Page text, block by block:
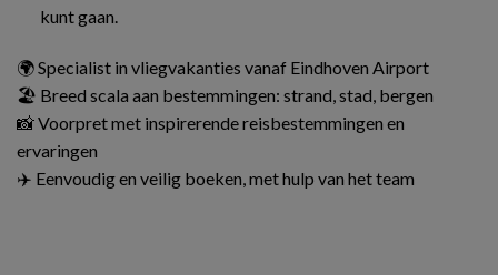
kunt gaan.
🌍 Specialist in vliegvakanties vanaf Eindhoven Airport
🏖️ Breed scala aan bestemmingen: strand, stad, bergen
📸 Voorpret met inspirerende reisbestemmingen en
ervaringen
✈️ Eenvoudig en veilig boeken, met hulp van het team